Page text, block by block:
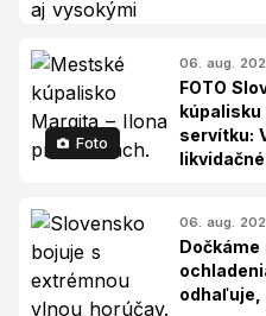
Foto
06. aug.
FOTO
kúpalisku
servítku:
likvidačné
06. aug.
Dočkáme
odhaľuje,